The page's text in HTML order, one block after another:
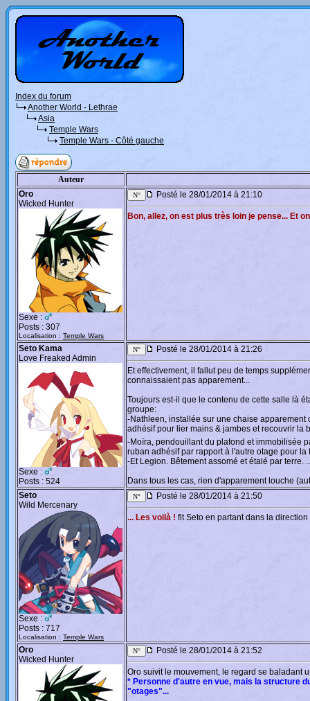
Index du forum
Another World - Lethrae
Asia
Temple Wars
Temple Wars - Côté gauche
Auteur
Oro
Wicked Hunter
Sexe :
Posts : 307
Localisation : Temple Wars
Posté le 28/01/2014 à 21:10
Bon, allez, on est plus très loin je pense... Et
Seto Kama
Love Freaked Admin
Sexe :
Posts : 524
Posté le 28/01/2014 à 21:26
Et effectivement, il fallut peu de temps
connaissaient pas apparement...
Toujours est-il que le contenu de cette salle là
groupe:
-Nathleen, installée sur une chaise
adhésif pour lier mains & jambes et recouvrir la
-Moïra, pendouillant du plafond et immobilisée
ruban adhésif par rapport à l'autre otage pour la
-Et Legion. Bêtement assomé et étalé par terre.
Dans tous les cas, rien d'apparement louche
Seto
Wild Mercenary
Sexe :
Posts : 717
Localisation : Temple Wars
Posté le 28/01/2014 à 21:50
... Les voilà ! fit Seto en partant dans la
Oro
Wicked Hunter
Posté le 28/01/2014 à 21:52
Oro suivit le mouvement, le regard se baladant
* Personne d'autre en vue, mais la structure
"otages"...